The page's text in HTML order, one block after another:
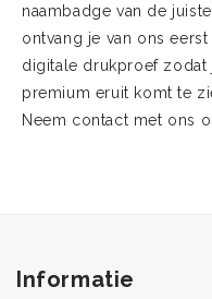
naambadge van de
ontvang je van ons
digitale drukproef zodat
premium eruit komt te
Neem contact met ons
Informatie